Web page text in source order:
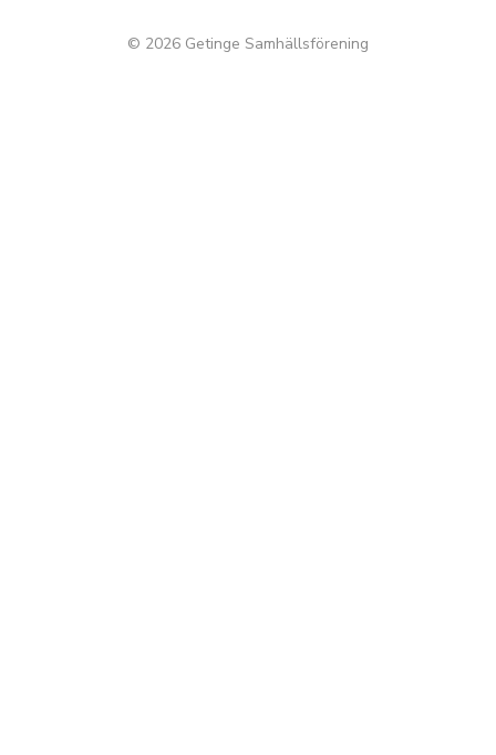
© 2026 Getinge Samhällsförening